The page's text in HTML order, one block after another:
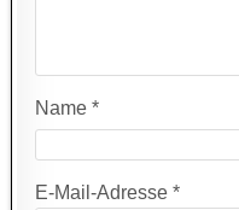
Name*
E-Mail-Adresse*